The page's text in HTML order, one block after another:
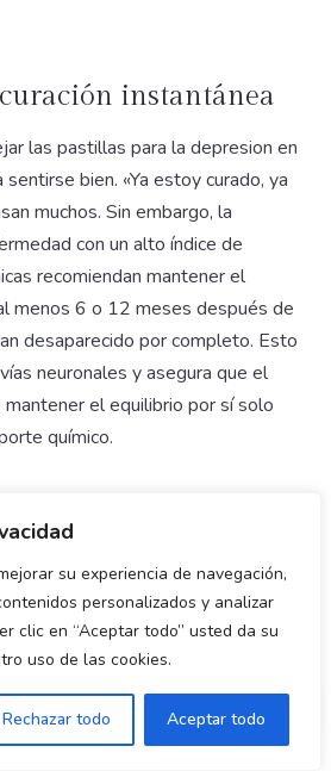
su experiencia de navegación,
personalizados y analizar
clic en “Aceptar todo” usted da su
uso de las cookies.
Rechazar todo Aceptar todo
instantánea
las pastillas para la depresion en
bien. «Ya estoy curado, ya
muchos. Sin embargo, la
con un alto índice de
recomiendan mantener el
menos 6 o 12 meses después de
desaparecido por completo. Esto
neuronales y asegura que el
el equilibrio por sí solo
químico.